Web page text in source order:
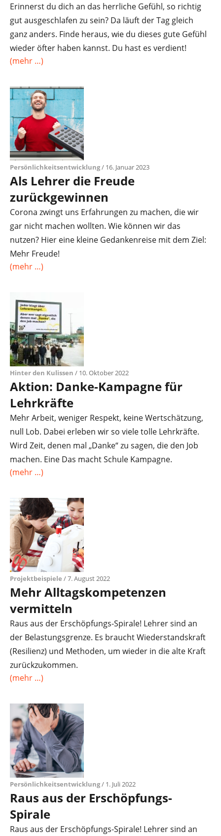
Erinnerst du dich an das herrliche Gefühl, so richtig
gut ausgeschlafen zu sein? Da läuft der Tag gleich
ganz anders. Finde heraus, wie du dieses gute Gefühl
wieder öfter haben kannst. Du hast es verdient!
(mehr …)
Persönlichkeitsentwicklung/ 16. Januar 2023
Als Lehrer die Freude
zurückgewinnen
Corona zwingt uns Erfahrungen zu machen, die wir
gar nicht machen wollten. Wie können wir das
nutzen? Hier eine kleine Gedankenreise mit dem Ziel:
Mehr Freude!
(mehr …)
Hinter den Kulissen / 10. Oktober 2022
Aktion: Danke-Kampagne für
Lehrkräfte
Mehr Arbeit, weniger Respekt, keine Wertschätzung,
null Lob. Dabei erleben wir so viele tolle Lehrkräfte.
Wird Zeit, denen mal „Danke“ zu sagen, die den Job
machen. Eine Das macht Schule Kampagne.
(mehr …)
Projektbeispiele / 7. August 2022
Mehr Alltagskompetenzen
vermitteln
Raus aus der Erschöpfungs-Spirale! Lehrer sind an
der Belastungsgrenze. Es braucht Wiederstandskraft
(Resilienz) und Methoden, um wieder in die alte Kraft
zurückzukommen.
(mehr …)
Persönlichkeitsentwicklung/ 1. Juli 2022
Raus aus der Erschöpfungs-
Spirale
Raus aus der Erschöpfungs-Spirale! Lehrer sind an